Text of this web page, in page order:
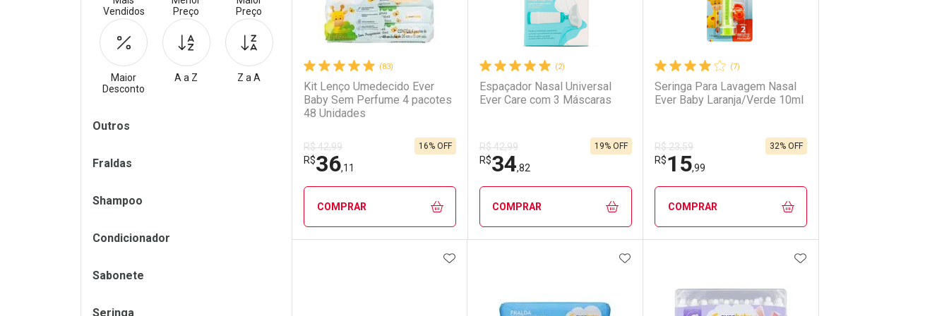
(83)
Kit Lenço Umedecido Ever
Baby Sem Perfume 4 pacotes
48 Unidades
R$ 42,99
R$36,11
16% OFF
COMPRAR
FECHAR
FECHAR
(2)
Espaçador Nasal Universal
Ever Care com 3 Máscaras
R$ 42,99
R$34,82
19% OFF
COMPRAR
FECHAR
FECHAR
(7)
Seringa Para Lavagem Nasal
Ever Baby Laranja/Verde 10ml
R$ 23,59
R$15,99
32% OFF
COMPRAR
FECHAR
Laboratório
FECHAR
Por Menos
ADICIONAR AOS FAVORITOS ADICIONAR AOS FAVORITOS ADICIONAR AOS
Vendidos
Preço
Preço
Maior
Desconto
A a Z Z a A
Filtros
Outros
Fraldas
Shampoo
Condicionador
Sabonete
Seringa